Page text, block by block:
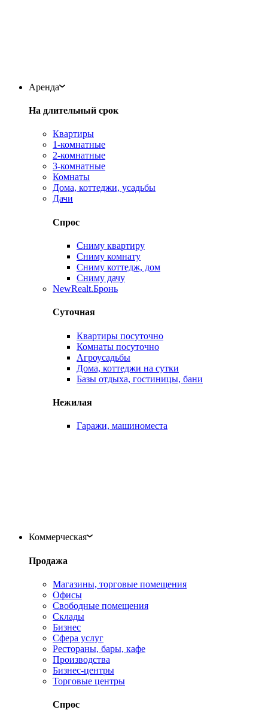
Аренда
На длительный срок
Квартиры
1-комнатные
2-комнатные
3-комнатные
Комнаты
Дома, коттеджи, усадьбы
Дачи
Спрос
Сниму квартиру
Сниму комнату
Сниму коттедж, дом
Сниму дачу
NewRealt.Бронь
Суточная
Квартиры посуточно
Комнаты посуточно
Агроусадьбы
Дома, коттеджи на сутки
Базы отдыха, гостиницы, бани
Нежилая
Гаражи, машиноместа
Коммерческая
Продажа
Магазины, торговые помещения
Офисы
Свободные помещения
Склады
Бизнес
Сфера услуг
Рестораны, бары, кафе
Производства
Бизнес-центры
Торговые центры
Спрос